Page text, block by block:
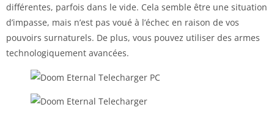
différentes, parfois dans le vide. Cela semble être une situation
d’impasse, mais n’est pas voué à l’échec en raison de vos
pouvoirs surnaturels. De plus, vous pouvez utiliser des armes
technologiquement avancées.